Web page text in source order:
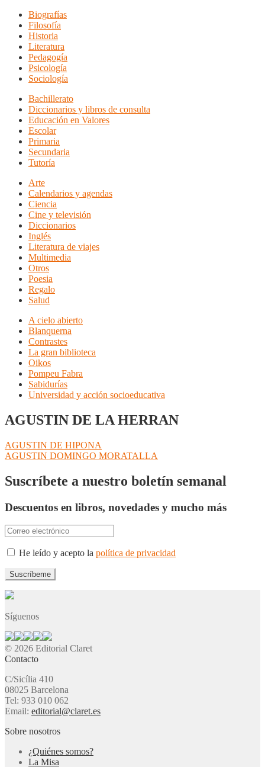
Biografías
Filosofía
Historia
Literatura
Pedagogía
Psicología
Sociología
Bachillerato
Diccionarios y libros de consulta
Educación en Valores
Escolar
Primaria
Secundaria
Tutoría
Arte
Calendarios y agendas
Ciencia
Cine y televisión
Diccionarios
Inglés
Literatura de viajes
Multimedia
Otros
Poesia
Regalo
Salud
A cielo abierto
Blanquerna
Contrastes
La gran biblioteca
Oikos
Pompeu Fabra
Sabidurías
Universidad y acción socioeducativa
AGUSTIN DE LA HERRAN
Navegación
de
entradas
Anterior:
AGUSTIN DE HIPONA
Siguiente:
AGUSTIN DOMINGO MORATALLA
Suscríbete a nuestro boletín semanal
Descuentos en libros, novedades y mucho más
He leído y acepto la política de privacidad
Síguenos
© 2026 Editorial Claret
Contacto
C/Sicília 410
08025 Barcelona
Tel: 933 010 062
Email: editorial@claret.es
Sobre nosotros
¿Quiénes somos?
La Misa